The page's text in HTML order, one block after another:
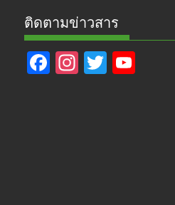
ติดตามข่าวสาร
F In T